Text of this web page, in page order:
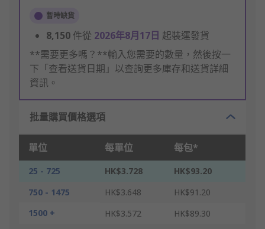
暫時缺貨
8,150 件從 2026年8月17日 起裝運發貨
**需要更多嗎？**輸入您需要的數量，然後按一
下「查看送貨日期」以查詢更多庫存和送貨詳細
資訊。
批量購買價格選項
單位 每單位 每包*
25 - 725 HK$3.728
HK$93.20
750 - 1475
HK$3.648
HK$91.20
1500 +
HK$3.572 HK$89.30